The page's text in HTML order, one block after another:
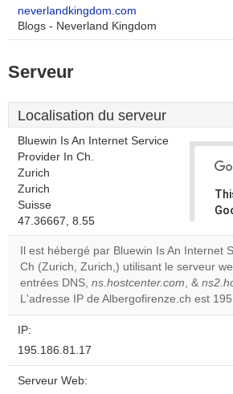
neverlandkingdom.com
Blogs - Neverland Kingdom
Serveur
Localisation du serveur
Bluewin Is An Internet Service
Provider In Ch.
Zurich
Zurich
Suisse
47.36667, 8.55
Il est hébergé par Bluewin Is An Internet
Ch (Zurich, Zurich,) utilisant le serveur
entrées DNS, ns.hostcenter.com, &
L'adresse IP de Albergofirenze.ch est
IP:
195.186.81.17
Serveur Web: